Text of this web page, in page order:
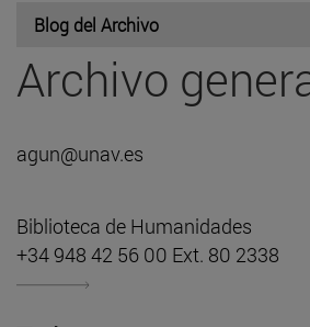
Blog del Archivo
Archivo
agun@unav.es
Biblioteca de Humanidades
+34 948 42 56 00 Ext. 80 2338